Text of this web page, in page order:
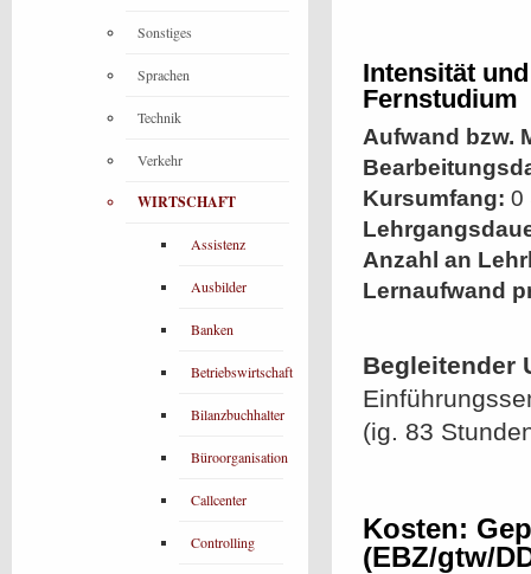
Intensität
Fernstudium
Aufwand bzw.
Kursumfang: 0
Anzahl an
Lernaufwand
Begleitender
(ig. 83
Kosten:
(EBZ/gtw/
Sonstiges
Sprachen
Technik
Verkehr
WIRTSCHAFT
Assistenz
Ausbilder
Banken
Betriebswirtschaft
Bilanzbuchhalter
Büroorganisation
Callcenter
Controlling